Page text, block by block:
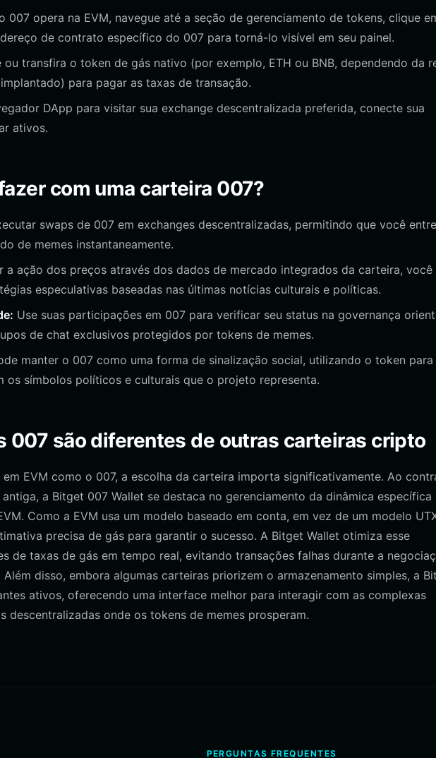
007 opera na EVM, navegue até a seção de gerenciamento de tokens, clique
de contrato específico do 007 para torná-lo visível em seu painel.
ou transfira o token de gás nativo (por exemplo, ETH ou BNB, dependendo da
para pagar as taxas de transação.
DApp para visitar sua exchange descentralizada preferida, conecte sua
ativos.
com uma carteira 007?
swaps de 007 em exchanges descentralizadas, permitindo que você
de memes instantaneamente.
a ação dos preços através dos dados de mercado integrados da carteira, você
especulativas baseadas nas últimas notícias culturais e políticas.
Use suas participações em 007 para verificar seu status na governança
de chat exclusivos protegidos por tokens de memes.
manter o 007 como uma forma de sinalização social, utilizando o token para
os símbolos políticos e culturais que o projeto representa.
007 são diferentes de outras carteiras cripto
EVM como o 007, a escolha da carteira importa significativamente. Ao
a Bitget 007 Wallet se destaca no gerenciamento da dinâmica específica
Como a EVM usa um modelo baseado em conta, em vez de um modelo
precisa de gás para garantir o sucesso. A Bitget Wallet otimiza esse
de taxas de gás em tempo real, evitando transações falhas durante a
disso, embora algumas carteiras priorizem o armazenamento simples, a
ativos, oferecendo uma interface melhor para interagir com as complexas
descentralizadas onde os tokens de memes prosperam.
PERGUNTAS FREQUENTES